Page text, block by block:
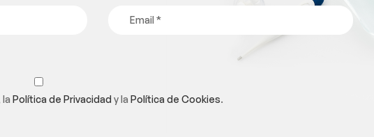
laPolítica de Privacidady laPolítica de Cookies.